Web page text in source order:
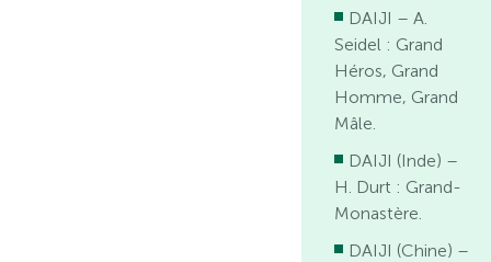
DAIJI – A.
Seidel : Grand
Héros, Grand
Homme, Grand
Mâle.
DAIJI (Inde) –
H. Durt : Grand-
Monastère.
DAIJI (Chine) –